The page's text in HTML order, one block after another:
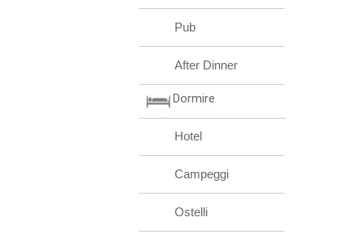
Pub
After Dinner
Dormire
Hotel
Campeggi
Ostelli